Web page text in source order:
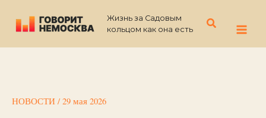
содержимому
Жизнь за Садовым
кольцом как она есть
Поиск
НОВОСТИ / 29 мая 2026